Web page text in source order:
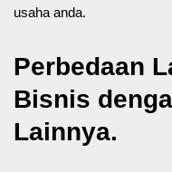
usaha anda.
Perbedaan
Bisnis
Lainnya.